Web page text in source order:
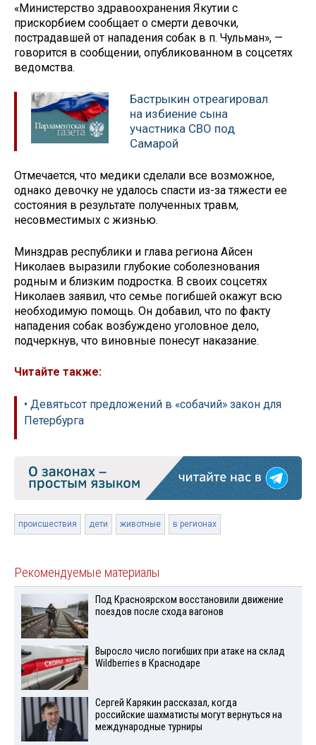
«Министерство здравоохранения Якутии с
прискорбием сообщает о смерти девочки,
пострадавшей от нападения собак в п. Чульман», —
говорится в сообщении, опубликованном в соцсетях
ведомства.
Бастрыкин отреагировал
на избиение сына
участника СВО под
Самарой
Отмечается, что медики сделали все возможное,
однако девочку не удалось спасти из-за тяжести ее
состояния в результате полученных травм,
несовместимых с жизнью.
Минздрав республики и глава региона Айсен
Николаев выразили глубокие соболезнования
родным и близким подростка. В своих соцсетях
Николаев заявил, что семье погибшей окажут всю
необходимую помощь. Он добавил, что по факту
нападения собак возбуждено уголовное дело,
подчеркнув, что виновные понесут наказание.
Читайте также:
• Девятьсот предложений в «собачий» закон для
Петербурга
происшествия дети животные в регионах
Рекомендуемые материалы
Под Красноярском восстановили движение
поездов после схода вагонов
Выросло число погибших при атаке на склад
Wildberries в Краснодаре
Сергей Карякин рассказал, когда
российские шахматисты могут вернуться на
международные турниры